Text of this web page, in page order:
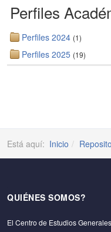
Perfiles
Perfiles 2024 (1)
Perfiles 2025 (19)
Está aquí: Inicio
QUIÉNES SOMOS?
El Centro de Estudios